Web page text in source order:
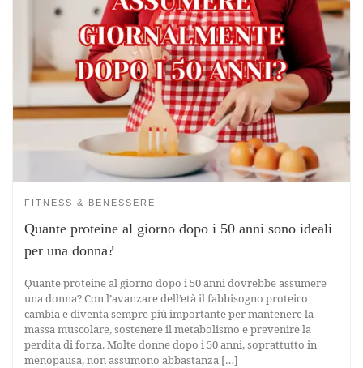
FITNESS & BENESSERE
Quante proteine al giorno dopo i 50 anni sono ideali
per una donna?
Quante proteine al giorno dopo i 50 anni dovrebbe assumere
una donna? Con l’avanzare dell’età il fabbisogno proteico
cambia e diventa sempre più importante per mantenere la
massa muscolare, sostenere il metabolismo e prevenire la
perdita di forza. Molte donne dopo i 50 anni, soprattutto in
menopausa, non assumono abbastanza […]